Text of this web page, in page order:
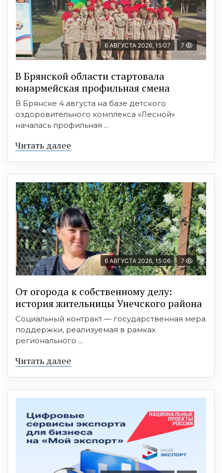
6 АВГУСТА 2026, 15:07 7
В Брянской области стартовала
юнармейская профильная смена
В Брянске 4 августа на базе детского
оздоровительного комплекса «Лесной»
началась профильная ...
Читать далее
6 АВГУСТА 2026, 15:06 7
От огорода к собственному делу:
история жительницы Унечского района
Социальный контракт — государственная мера
поддержки, реализуемая в рамках
регионального ...
Читать далее